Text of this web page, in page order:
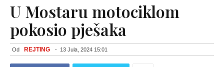
U Mostaru motociklom
pokosio pješaka
Od REJTING - 13 Jula, 2024 15:01